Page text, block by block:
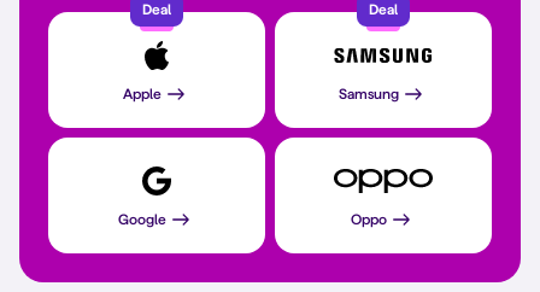
Deal
Apple
Deal
Samsung
Google Oppo